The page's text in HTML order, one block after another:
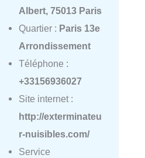
Albert, 75013 Paris
Quartier : Paris 13e
Arrondissement
Téléphone :
+33156936027
Site internet :
http://exterminateu
r-nuisibles.com/
Service